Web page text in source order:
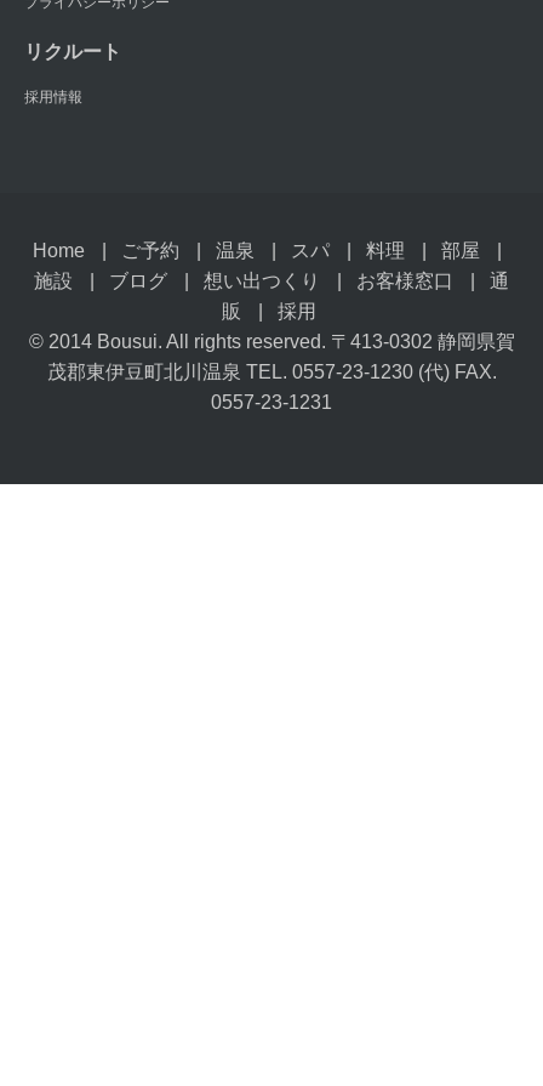
リクルート
採用情報
Home ご予約 温泉 スパ 料理
部屋
施設
ブログ 想い出つくり お客様窓口
通
販
採用
© 2014 Bousui. All rights reserved. 〒413-0302 静岡県賀
茂郡東伊豆町北川温泉 TEL. 0557-23-1230 (代) FAX.
0557-23-1231